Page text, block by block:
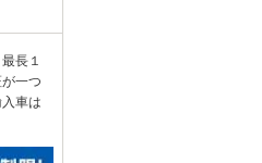
長１
一つ
車は